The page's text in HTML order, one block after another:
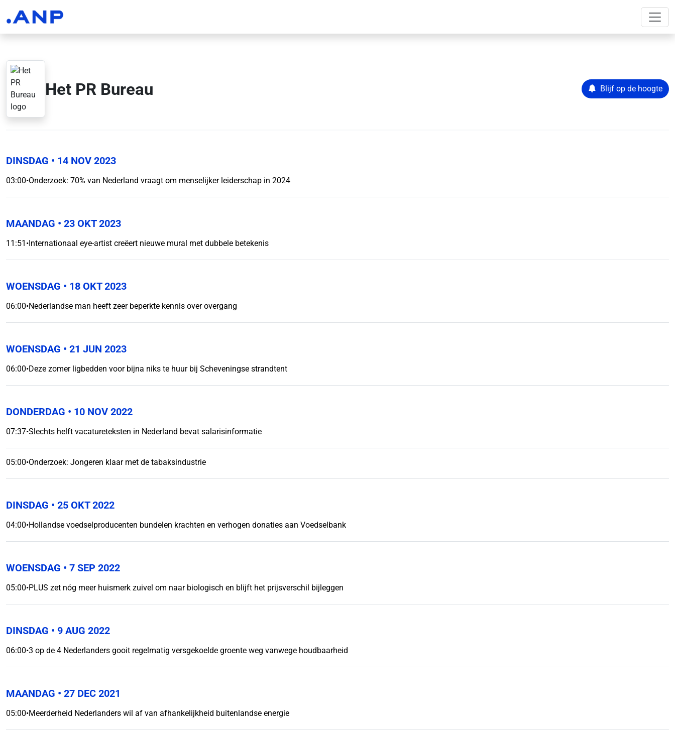
Het PR Bureau Blijf op de hoogte
DINSDAG • 14 NOV 2023
03:00•Onderzoek: 70% van Nederland vraagt om menselijker leiderschap in 2024
MAANDAG • 23 OKT 2023
11:51 •Internationaal eye-artist creëert nieuwe mural met dubbele betekenis
WOENSDAG • 18 OKT 2023
06:00•Nederlandse man heeft zeer beperkte kennis over overgang
WOENSDAG • 21 JUN 2023
06:00•Deze zomer ligbedden voor bijna niks te huur bij Scheveningse strandtent
DONDERDAG • 10 NOV 2022
07:37•Slechts helft vacatureteksten in Nederland bevat salarisinformatie
05:00•Onderzoek: Jongeren klaar met de tabaksindustrie
DINSDAG • 25 OKT 2022
04:00•Hollandse voedselproducenten bundelen krachten en verhogen donaties aan Voedselbank
WOENSDAG • 7 SEP 2022
05:00•PLUS zet nóg meer huismerk zuivel om naar biologisch en blijft het prijsverschil bijleggen
DINSDAG • 9 AUG 2022
06:00•3 op de 4 Nederlanders gooit regelmatig versgekoelde groente weg vanwege houdbaarheid
MAANDAG • 27 DEC 2021
05:00•Meerderheid Nederlanders wil af van afhankelijkheid buitenlandse energie